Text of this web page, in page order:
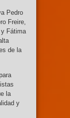
Pedro
Freire,
Fátima
de la
la
y